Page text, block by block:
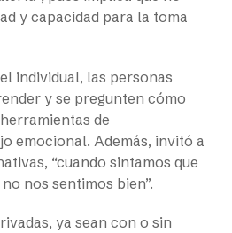
y capacidad para la toma
individual, las personas
y se pregunten cómo
de
emocional. Además, invitó a
“cuando sintamos que
nos sentimos bien”.
ya sean con o sin